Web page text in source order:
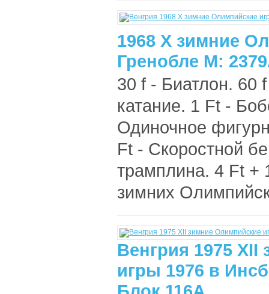
1968 X зимние
Гренобле M:
30 f - Биатлон. 60
катание. 1 Ft -
Одиночное
Ft - Скоростной
трамплина. 4 Ft +
зимних
Венгрия 1975
игры 1976 в